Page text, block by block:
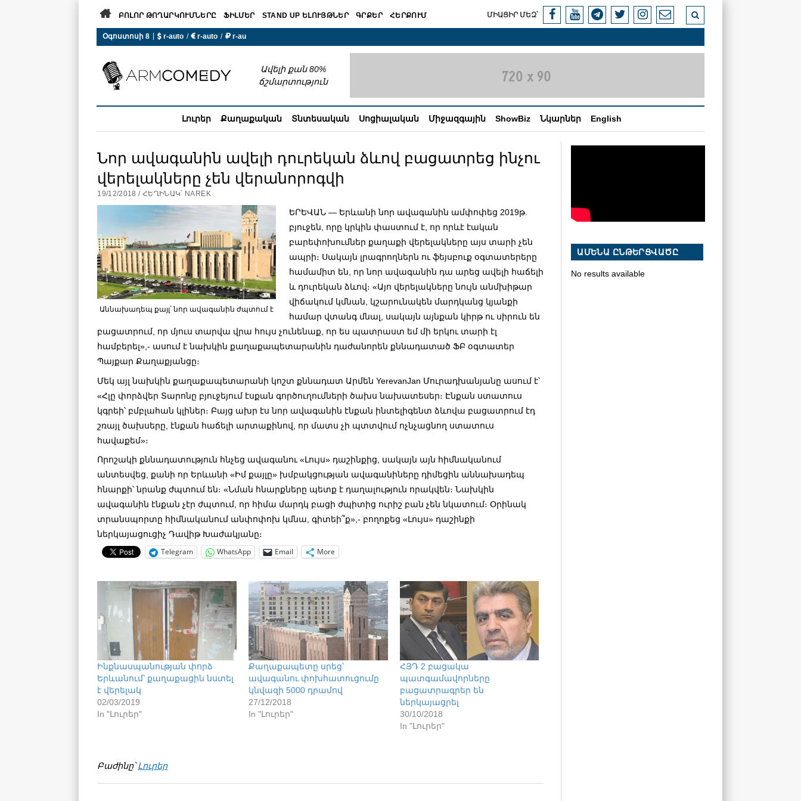
 ԲՈԼՈՐ ԹՈՂԱՐԿՈՒՄՆԵՐԸ ՖԻԼՄԵՐ STAND UP ԵԼՈՒՅԹՆԵՐ ԳՐՔԵՐ ՀԵՐՔՈՒՄ ՄԻԱՑԻՐ ՄԵԶ՝
Օգոստոսի 8 |  r-auto /  r-auto /  r-au
Ավելի քան 80%
ճշմարտություն
Լուրեր Քաղաքական Տնտեսական Սոցիալական Միջազգային ShowBiz Նկարներ English
Նոր ավագանին ավելի դուրեկան ձևով բացատրեց ինչու
վերելակները չեն վերանորոգվի
19/12/2018 / ՀԵՂԻՆԱԿ՝ NAREK
Աննախադեպ քայլ՝ նոր ավագանին ժպտում է
ԵՐԵՎԱՆ — Երևանի նոր ավագանին ամփոփեց 2019թ.
բյուջեն, որը կրկին փաստում է, որ որևէ էական
բարեփոխումներ քաղաքի վերելակները այս տարի չեն
ապրի։ Սակայն լրագրողներն ու ֆեյսբուք օգտատերերը
համամիտ են, որ նոր ավագանին դա արեց ավելի հաճելի
և դուրեկան ձևով։ «Այո վերելակները նույն անմխիթար
վիճակում կմնան, կշարունակեն մարդկանց կյանքի
համար վտանգ մնալ, սակայն այնքան կիրթ ու սիրուն են
բացատրում, որ մյուս տարվա վրա հույս չունենաք, որ ես պատրաստ եմ մի երկու տարի էլ
համբերել»,- ասում է նախկին քաղաքապետարանին դաժանորեն քննադատած ՖԲ օգտատեր
Պայքար Քաղաքյանցը։
Մեկ այլ նախկին քաղաքապետարանի կոշտ քննադատ Արմեն YerevanJan Մուրադխանյանը ասում է՝
«Հլը փորձվեր Տարոնը բյուջեյում էսքան գործուղումների ծախս նախատեսեր։ Էնքան ստատուս
կգրեի՝ բմբլահան կլիներ։ Բայց ախր էս նոր ավագանին էնքան ինտելիգենտ ձևովա բացատրում էդ
շռայլ ծախսերը, էնքան հաճելի արտաքինով, որ մատս չի պտտվում ոչնչացնող ստատուս
հավաքեմ»։
Որոշակի քննադատություն հնչեց ավագանու «Լույս» դաշինքից, սակայն այն հիմնականում
անտեսվեց, քանի որ Երևանի «Իմ քայլը» խմբակցության ավագանիները դիմեցին աննախադեպ
հնարքի՝ նրանք ժպտում են։ «Նման հնարքները պետք է դաղալություն որակվեն։ Նախկին
ավագանին էնքան չէր ժպտում, որ հիմա մարդկ բացի ժպիտից ուրիշ բան չեն նկատում։ Օրինակ
տրանսպորտը հիմնականում անփոփոխ կմնա, գիտեի՞ք»,- բողոքեց «Լույս» դաշինքի
ներկայացուցիչ Դավիթ Խաժակյանը։
Telegram WhatsApp Email More
Ինքնասպանության փորձ
Երևանում՝ քաղաքացին նստել
է վերելակ
02/03/2019
In "Լուրեր"
Քաղաքապետը սրեց՝
ավագանու փոխհատուցումը
կնվազի 5000 դրամով
27/12/2018
In "Լուրեր"
ՀՅԴ 2 բացակա
պատգամավորները
բացատրագրեր են
ներկայացրել
30/10/2018
In "Լուրեր"
Բաժինը՝Լուրեր
ԱՄԵՆԱ ԸՆԹԵՐՑՎԱԾԸ
No results available